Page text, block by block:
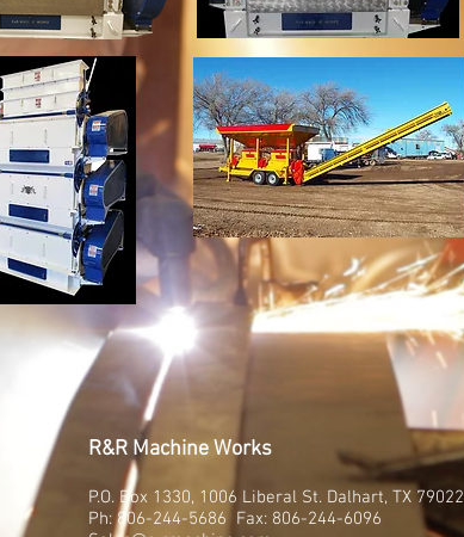
R&R Machine Works
P.O. Box 1330, 1006 Liberal St. Dalhart, TX 79022
Ph: 806-244-5686 Fax: 806-244-6096